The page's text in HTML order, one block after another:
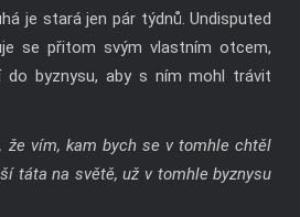
je stará jen pár týdnů. Undisputed
se přitom svým vlastním otcem,
do byznysu, aby s ním mohl trávit
že vím, kam bych se v tomhle chtěl
táta na světě, už v tomhle byznysu